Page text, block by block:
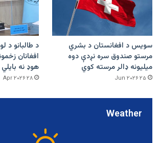
سویس د افغانستان د بشري
مرستو صندوق سره نږدې دوه
میلیونه ډالر مرسته کوي
۲۵ Jun ۲۰۲۶
د طالبانو د
افغانان
هوډ نه بایلي
۲۸ Apr ۲۰۲۶
Weather